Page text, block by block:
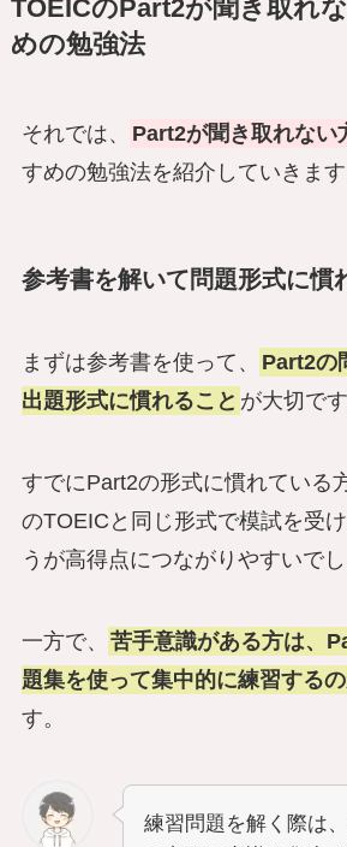
TOEICのPart2が聞き取れ
めの勉強法
それでは、 Part2が聞き取れない
すめの勉強法を紹介していきます
参考書を解いて問題形式に慣
まずは参考書を使って、
Part2の
出題形式に慣れること が大切です
すでにPart2の形式に慣れている
のTOEICと同じ形式で模試を受
うが高得点につながりやすいでし
一方で、
苦手意識がある方は、
題集を使って集中的に練習する
す。
練習問題を解く際は